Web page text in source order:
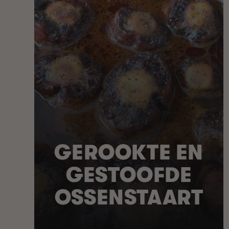
GEROOKTE EN
GESTOOFDE
OSSENSTAART